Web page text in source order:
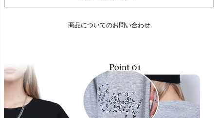
商品についてのお問い合わせ